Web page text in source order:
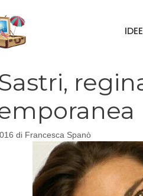
di Francesca Spanò